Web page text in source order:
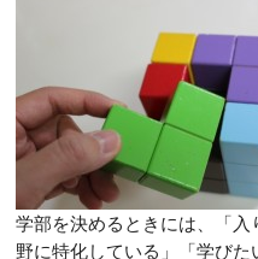
学部を決めるときには、「
野に特化している」「学び